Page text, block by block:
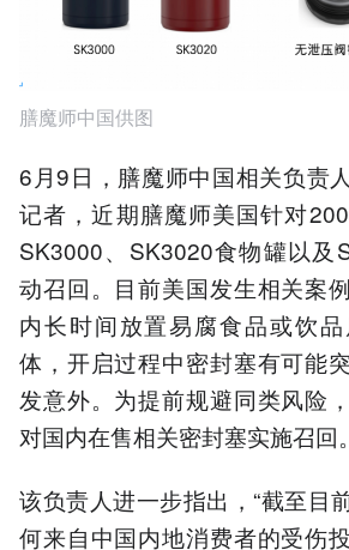
膳魔师中国供图
6月9日，膳魔师中国相关负责
记者，近期膳魔师美国针对
SK3000、SK3020食物罐以及
动召回。目前美国发生相关案
内长时间放置易腐食品或饮
体，开启过程中密封塞有可能
发意外。为提前规避同类风险
对国内在售相关密封塞实施召回。
该负责人进一步指出，“截至目
何来自中国内地消费者的受伤